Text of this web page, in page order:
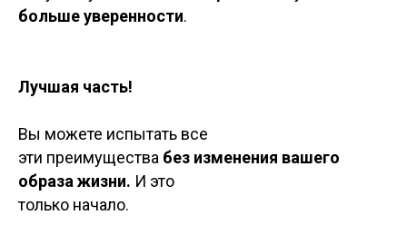
больше уверенности.
Лучшая часть!
Вы можете испытать все
эти преимущества без изменения вашего
образа жизни. И это
только начало.